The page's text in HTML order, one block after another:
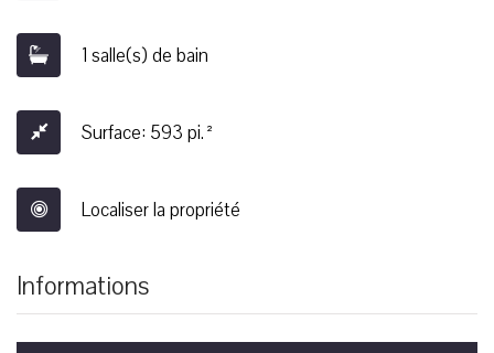
1 salle(s) de bain
Surface: 593 pi.²
Localiser la propriété
Informations